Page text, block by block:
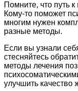
Помните, что путь
Кому-то поможет
многим нужен
разные методы.
Если вы узнали
стесняйтесь
методы лечения
улучшить качество